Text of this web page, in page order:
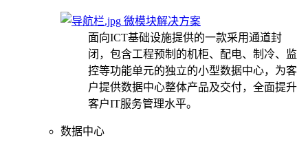
微模块解决方案
面向ICT基础设施提供的一款采用通道封
闭，包含工程预制的机柜、配电、制冷、监
控等功能单元的独立的小型数据中心，为客
户提供数据中心整体产品及交付，全面提升
客户IT服务管理水平。
数据中心